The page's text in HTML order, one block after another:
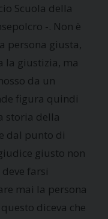
Scuola della
-. Non è
persona giusta,
la giustizia, ma
da un
figura quindi
storia della
dal punto di
giusto non
farsi
mai la persona
diceva che